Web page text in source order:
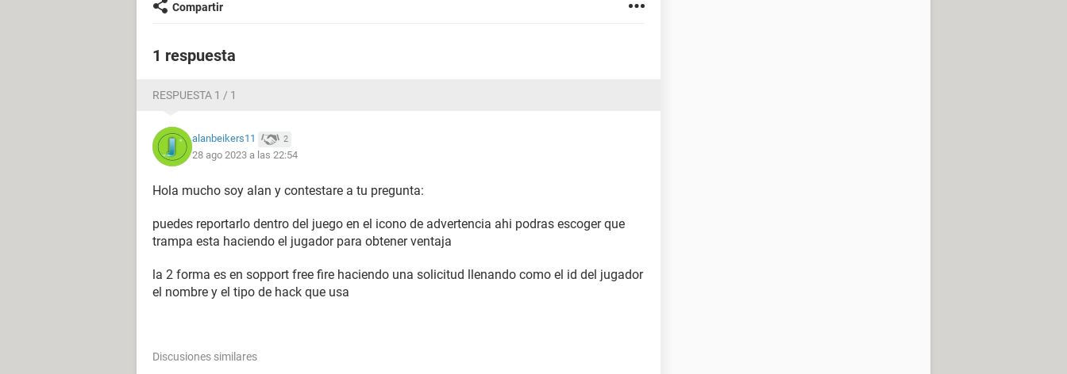
Compartir
1 respuesta
RESPUESTA 1 / 1
alanbeikers11 2
28 ago 2023 a las 22:54
Hola mucho soy alan y contestare a tu pregunta:
puedes reportarlo dentro del juego en el icono de advertencia ahi podras escoger que
trampa esta haciendo el jugador para obtener ventaja
la 2 forma es en sopport free fire haciendo una solicitud llenando como el id del jugador
el nombre y el tipo de hack que usa
Discusiones similares